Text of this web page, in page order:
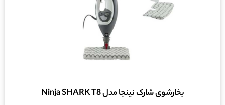
بخارشوی شارک نینجا مدل Ninja SHARK T8